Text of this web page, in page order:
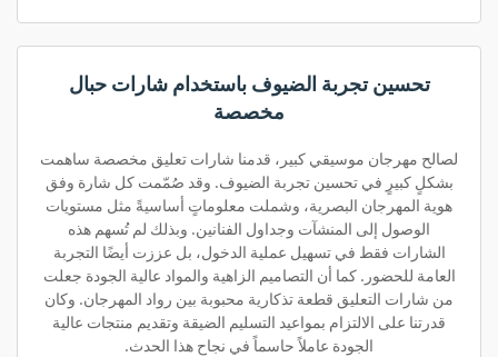
تحسين تجربة الضيوف باستخدام شارات حبال
مخصصة
لصالح مهرجان موسيقي كبير، قدمنا شارات تعليق مخصصة ساهمت
بشكلٍ كبيرٍ في تحسين تجربة الضيوف. وقد صُمّمت كل شارة وفق
هوية المهرجان البصرية، وشملت معلوماتٍ أساسيةً مثل مستويات
الوصول إلى المنشآت وجداول الفنانين. وبذلك لم تُسهم هذه
الشارات فقط في تسهيل عملية الدخول، بل عززت أيضًا التجربة
العامة للحضور. كما أن التصاميم الزاهية والمواد عالية الجودة جعلت
من شارات التعليق قطعة تذكارية محبوبة بين رواد المهرجان. وكان
قدرتنا على الالتزام بمواعيد التسليم الضيقة وتقديم منتجات عالية
الجودة عاملاً حاسماً في نجاح هذا الحدث.